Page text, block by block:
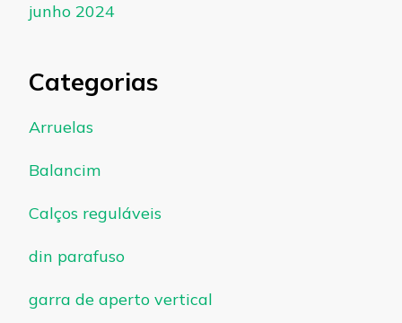
junho 2024
Categorias
Arruelas
Balancim
Calços reguláveis
din parafuso
garra de aperto vertical